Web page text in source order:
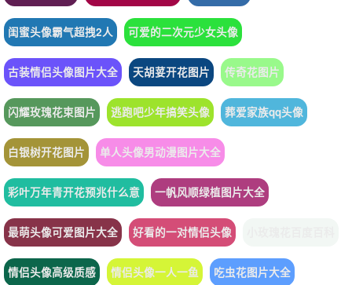
闺蜜头像霸气超拽2人 可爱的二次元少女头像
古装情侣头像图片大全 天胡荽开花图片 传奇花图片
闪耀玫瑰花束图片 逃跑吧少年搞笑头像 葬爱家族qq头像
白银树开花图片 单人头像男动漫图片大全
彩叶万年青开花预兆什么意 一帆风顺绿植图片大全
最萌头像可爱图片大全 好看的一对情侣头像
情侣头像高级质感 情侣头像一人一鱼 吃虫花图片大全